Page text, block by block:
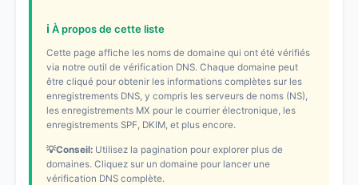
ℹ️ À propos de cette liste
Cette page affiche les noms de domaine qui ont été vérifiés
via notre outil de vérification DNS. Chaque domaine peut
être cliqué pour obtenir les informations complètes sur les
enregistrements DNS, y compris les serveurs de noms (NS),
les enregistrements MX pour le courrier électronique, les
enregistrements SPF, DKIM, et plus encore.
💡Conseil:Utilisez la pagination pour explorer plus de
domaines. Cliquez sur un domaine pour lancer une
vérification DNS complète.